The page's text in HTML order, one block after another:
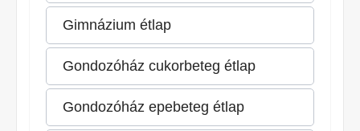
Gimnázium étlap
Gondozóház cukorbeteg étlap
Gondozóház epebeteg étlap